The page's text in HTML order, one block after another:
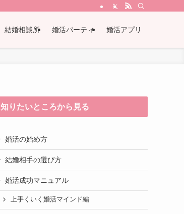
結婚相談所 婚活パーティ 婚活アプリ
知りたいところから見る
婚活の始め方
結婚相手の選び方
婚活成功マニュアル
上手くいく婚活マインド編